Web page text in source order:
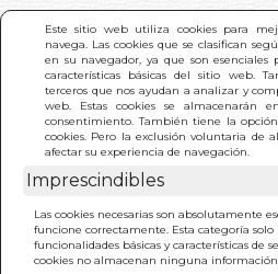
Este sitio web utiliza cookies para
navega. Las cookies que se clasifican
en su navegador, ya que son
características básicas del sitio web.
terceros que nos ayudan a analizar y
web. Estas cookies se almacenarán
consentimiento. También tiene la
cookies. Pero la exclusión voluntaria de
afectar su experiencia de navegación.
Imprescindibles
Las cookies necesarias son absolutamente
funcione correctamente. Esta categoría
funcionalidades básicas y características de
cookies no almacenan ninguna
INICIO > PEDRO Y SU